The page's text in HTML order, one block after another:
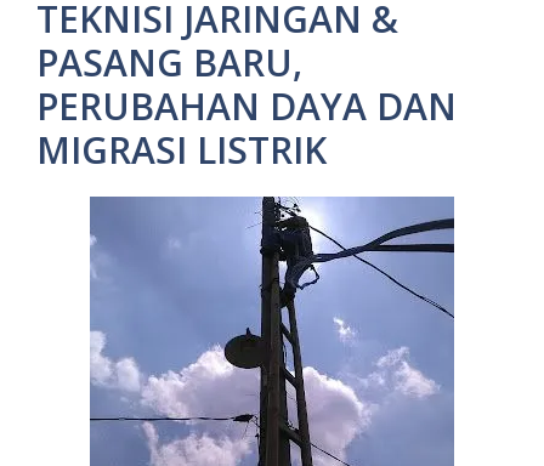
TEKNISI JARINGAN &
PASANG BARU,
PERUBAHAN DAYA DAN
MIGRASI LISTRIK